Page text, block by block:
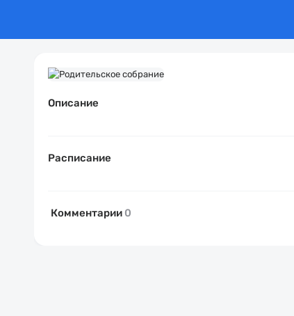
Описание
Расписание
Комментарии 0